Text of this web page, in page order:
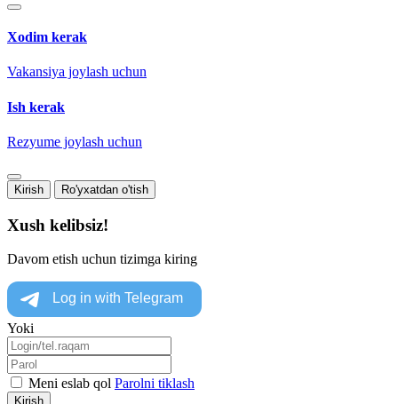
Xodim kerak
Vakansiya joylash uchun
Ish kerak
Rezyume joylash uchun
Kirish Ro'yxatdan o'tish
Xush kelibsiz!
Davom etish uchun tizimga kiring
Yoki
Meni eslab qol Parolni tiklash
Kirish